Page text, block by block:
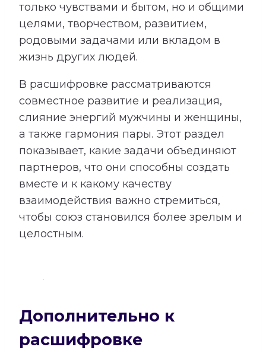
только чувствами и бытом, но и общими
целями, творчеством, развитием,
родовыми задачами или вкладом в
жизнь других людей.
В расшифровке рассматриваются
совместное развитие и реализация,
слияние энергий мужчины и женщины,
а также гармония пары. Этот раздел
показывает, какие задачи объединяют
партнеров, что они способны создать
вместе и к какому качеству
взаимодействия важно стремиться,
чтобы союз становился более зрелым и
целостным.
Дополнительно к
расшифровке